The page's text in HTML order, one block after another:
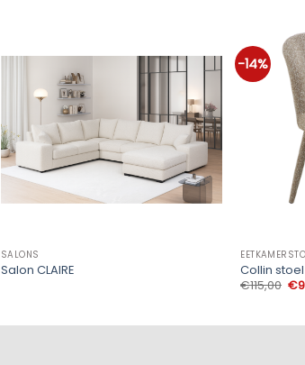
SALONS
Salon CLAIRE
-14%
Collin stoel
€115,00 €